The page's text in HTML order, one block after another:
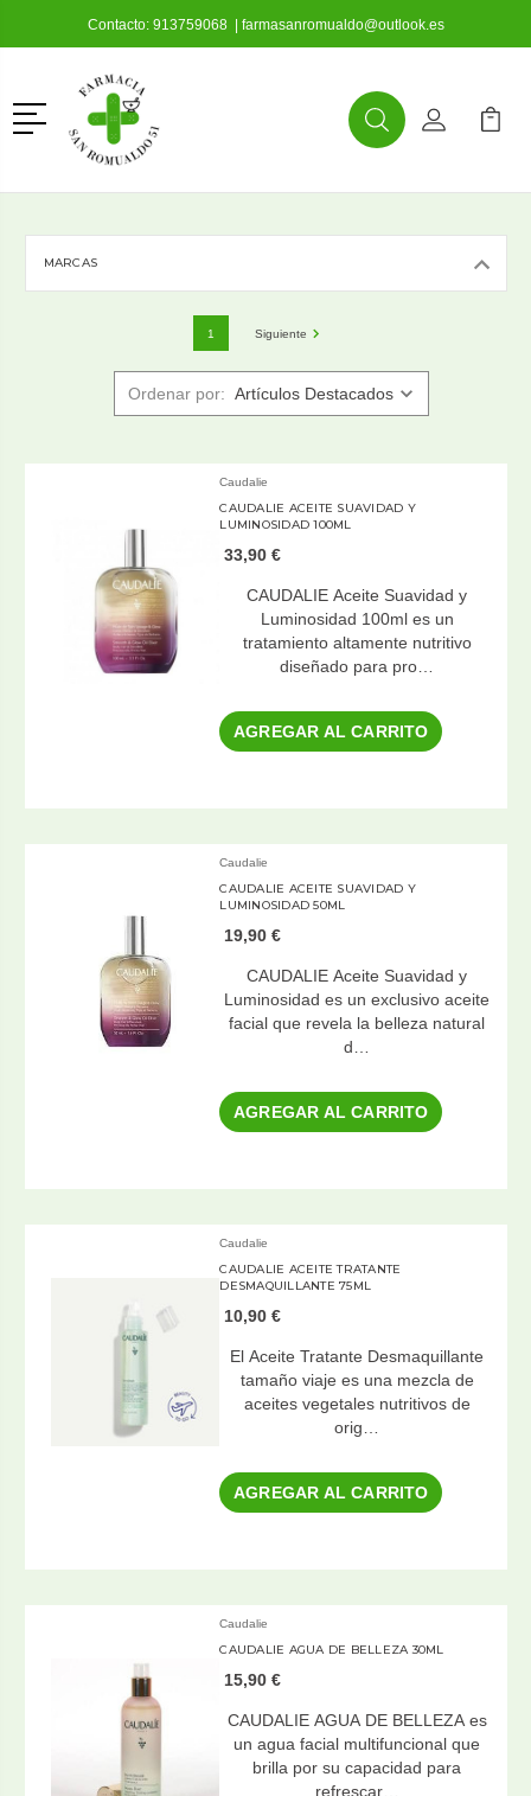
Contacto: 913759068| farmasanromualdo@outlook.es
Menú
BuscarMi Cuenta
Mi
MARCAS
1 Siguiente
Ordenar por:
Caudalie
CAUDALIE ACEITE SUAVIDAD Y
LUMINOSIDAD 100ML
33,90 €
CAUDALIE Aceite Suavidad y
Luminosidad 100ml es un
tratamiento altamente nutritivo
diseñado para pro…
AGREGAR AL CARRITO
Caudalie
CAUDALIE ACEITE SUAVIDAD Y
LUMINOSIDAD 50ML
19,90 €
CAUDALIE Aceite Suavidad y
Luminosidad es un exclusivo aceite
facial que revela la belleza natural
d…
AGREGAR AL CARRITO
Caudalie
CAUDALIE ACEITE TRATANTE
DESMAQUILLANTE 75ML
10,90 €
El Aceite Tratante Desmaquillante
tamaño viaje es una mezcla de
aceites vegetales nutritivos de
orig…
AGREGAR AL CARRITO
Caudalie
CAUDALIE AGUA DE BELLEZA 30ML
15,90 €
CAUDALIE AGUA DE BELLEZA es
un agua facial multifuncional que
brilla por su capacidad para
refrescar…